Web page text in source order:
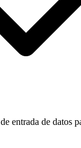
entrada de datos